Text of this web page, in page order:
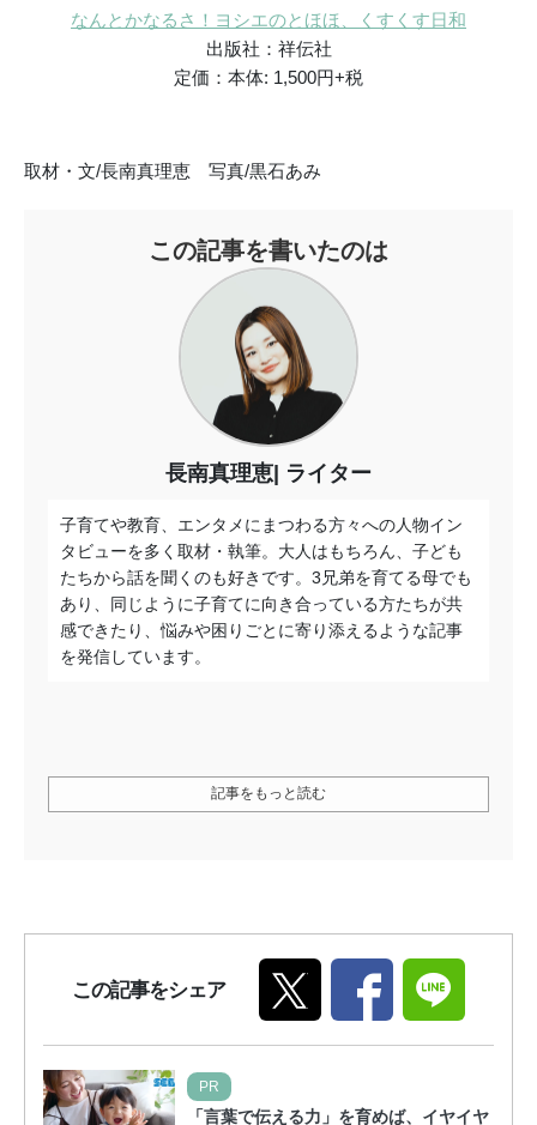
なんとかなるさ！ヨシエのとほほ、くすくす日和
出版社：祥伝社
定価：本体: 1,500円+税
取材・文/長南真理恵 写真/黒石あみ
この記事を書いたのは
長南真理恵 ライター
子育てや教育、エンタメにまつわる方々への人物イン
タビューを多く取材・執筆。大人はもちろん、子ども
たちから話を聞くのも好きです。3兄弟を育てる母でも
あり、同じように子育てに向き合っている方たちが共
感できたり、悩みや困りごとに寄り添えるような記事
を発信しています。
記事をもっと読む
この記事をシェア
PR
「言葉で伝える力」を育めば、イヤイヤ